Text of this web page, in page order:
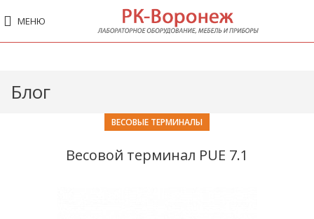
МЕНЮ
Блог
ВЕСОВЫЕ ТЕРМИНАЛЫ
Весовой терминал PUE 7.1